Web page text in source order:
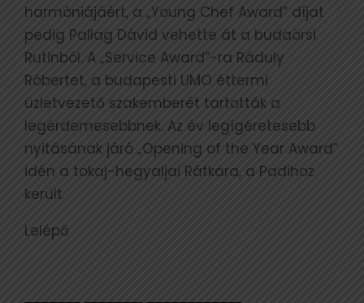
harmóniájáért, a „Young Chef Award” díjat
pedig Pallag Dávid vehette át a budaörsi
Rutinból. A „Service Award”-ra Ráduly
Róbertet, a budapesti UMO éttermi
üzletvezető szakemberét tartották a
legérdemesebbnek. Az év legígéretesebb
nyitásának járó „Opening of the Year Award”
idén a tokaj-hegyaljai Rátkára, a Padihoz
került.
Lelépő